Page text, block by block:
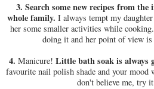
3. Search some new recipes from
whole family. I always tempt my
her some smaller activities while
doing it and her point of view
4. Manicure! Little bath soak is always
favourite nail polish shade and your
don't believe me, try